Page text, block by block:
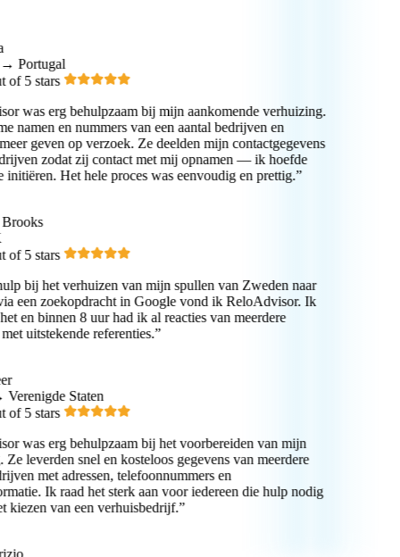
Portugal
5 stars
was erg behulpzaam bij mijn aankomende verhuizing.
namen en nummers van een aantal bedrijven en
geven op verzoek. Ze deelden mijn contactgegevens
zodat zij contact met mij opnamen — ik hoefde
Het hele proces was eenvoudig en prettig.”
5 stars
bij het verhuizen van mijn spullen van Zweden naar
een zoekopdracht in Google vond ik ReloAdvisor. Ik
en binnen 8 uur had ik al reacties van meerdere
uitstekende referenties.”
Staten
5 stars
was erg behulpzaam bij het voorbereiden van mijn
leverden snel en kosteloos gegevens van meerdere
met adressen, telefoonnummers en
Ik raad het sterk aan voor iedereen die hulp nodig
van een verhuisbedrijf.”